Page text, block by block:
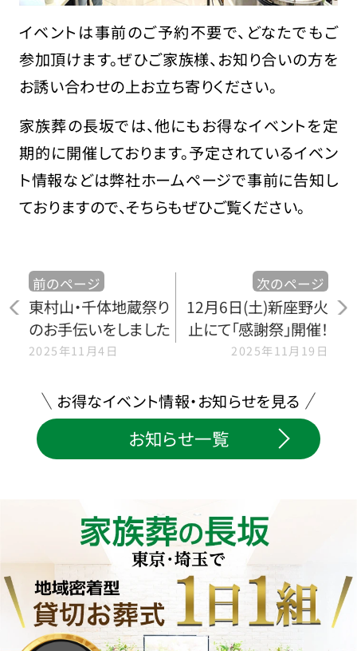
イベントは事前のご予約不要で、どなたでもご
参加頂けます。ぜひご家族様、お知り合いの方を
お誘い合わせの上お立ち寄りください。
家族葬の長坂では、他にもお得なイベントを定
期的に開催しております。予定されているイベン
ト情報などは弊社ホームページで事前に告知し
ておりますので、そちらもぜひご覧ください。
前のページ
東村山・千体地蔵祭り
のお手伝いをしました
2025年11月4日
次のページ
12月6日(土)新座野火
止にて「感謝祭」開催！
2025年11月19日
お得なイベント情報・お知らせを見る
お知らせ一覧